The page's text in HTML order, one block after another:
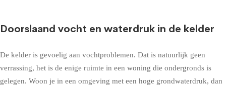
Doorslaand vocht en waterdruk in de kelder
De kelder is gevoelig aan vochtproblemen. Dat is natuurlijk geen
verrassing, het is de enige ruimte in een woning die ondergronds is
gelegen. Woon je in een omgeving met een hoge grondwaterdruk, dan